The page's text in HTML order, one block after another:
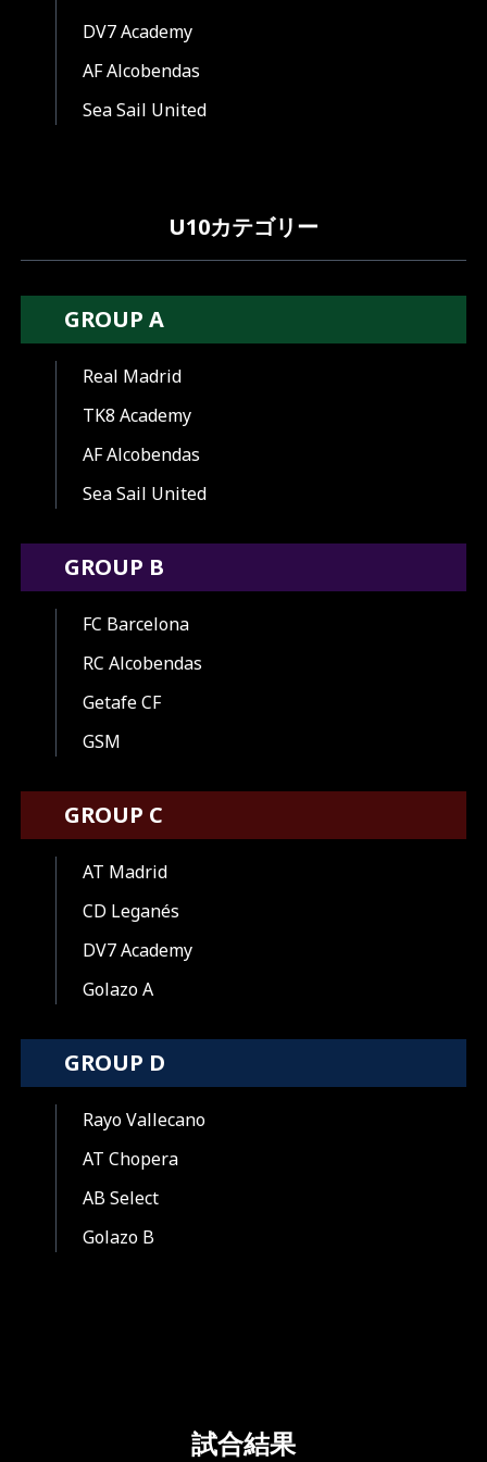
DV7 Academy
AF Alcobendas
Sea Sail United
U10カテゴリー
GROUP A
Real Madrid
TK8 Academy
AF Alcobendas
Sea Sail United
GROUP B
FC Barcelona
RC Alcobendas
Getafe CF
GSM
GROUP C
AT Madrid
CD Leganés
DV7 Academy
Golazo A
GROUP D
Rayo Vallecano
AT Chopera
AB Select
Golazo B
試合結果